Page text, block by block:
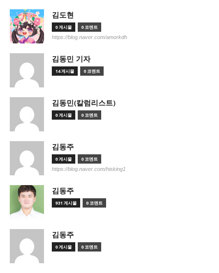
김도현
0 게시물 0 코멘트
https://blog.naver.com/amorkdh
김동민 기자
14 게시물 0 코멘트
김동민(칼럼리스트)
0 게시물 0 코멘트
김동주
0 게시물 0 코멘트
https://blog.naver.com/hisking1
김동주
931 게시물 0 코멘트
김동주
0 게시물 0 코멘트